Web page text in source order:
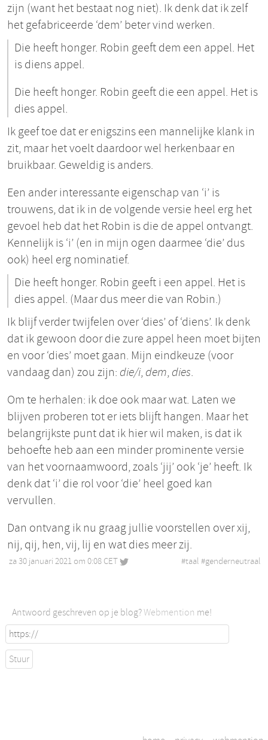
zijn (want het bestaat nog niet). Ik denk dat ik zelf
het gefabriceerde ‘dem’ beter vind werken.
Die heeft honger. Robin geeft dem een appel. Het
is diens appel.
Die heeft honger. Robin geeft die een appel. Het is
dies appel.
Ik geef toe dat er enigszins een mannelijke klank in
zit, maar het voelt daardoor wel herkenbaar en
bruikbaar. Geweldig is anders.
Een ander interessante eigenschap van ‘i’ is
trouwens, dat ik in de volgende versie heel erg het
gevoel heb dat het Robin is die de appel ontvangt.
Kennelijk is ‘i’ (en in mijn ogen daarmee ‘die’ dus
ook) heel erg nominatief.
Die heeft honger. Robin geeft i een appel. Het is
dies appel. (Maar dus meer die van Robin.)
Ik blijf verder twijfelen over ‘dies’ of ‘diens’. Ik denk
dat ik gewoon door die zure appel heen moet bijten
en voor ‘dies’ moet gaan. Mijn eindkeuze (voor
vandaag dan) zou zijn: die/i, dem, dies.
Om te herhalen: ik doe ook maar wat. Laten we
blijven proberen tot er iets blijft hangen. Maar het
belangrijkste punt dat ik hier wil maken, is dat ik
behoefte heb aan een minder prominente versie
van het voornaamwoord, zoals ‘jij’ ook ‘je’ heeft. Ik
denk dat ‘i’ die rol voor ‘die’ heel goed kan
vervullen.
Dan ontvang ik nu graag jullie voorstellen over xij,
nij, qij, hen, vij, lij en wat dies meer zij.
za 30 januari 2021 om 0:08 CET #taal #genderneutraal
Antwoord geschreven op je blog?Webmention me!